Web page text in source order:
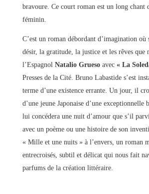
bravoure. Ce court roman est un long chant
féminin.
C’est un roman débordant d’imagination où
désir, la gratitude, la justice et les rêves que
l’Espagnol Natalio Gruesoavec « La
Presses de la Cité. Bruno Labastide s’est
terme d’une existence errante. Un jour, il
d’une jeune Japonaise d’une exceptionnelle
lui concédera une nuit d’amour que s’il
avec un poème ou une histoire de son
« Mille et une nuits » à l’envers, un roman
entrecroisés, subtil et délicat qui nous fait
parfums de la création littéraire.